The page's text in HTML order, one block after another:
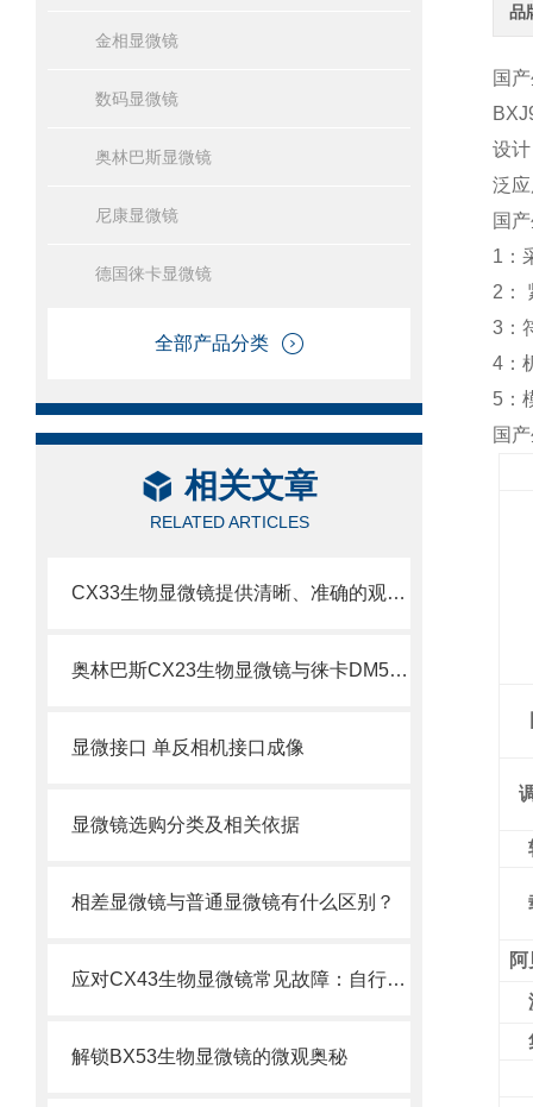
金相显微镜
数码显微镜
奥林巴斯显微镜
尼康显微镜
德国徕卡显微镜
全部产品分类
相关文章
RELATED ARTICLES
CX33生物显微镜提供清晰、准确的观察和分析样本的能力
奥林巴斯CX23生物显微镜与徕卡DM500生物显微镜比较
显微接口 单反相机接口成像
显微镜选购分类及相关依据
相差显微镜与普通显微镜有什么区别？
应对CX43生物显微镜常见故障：自行排查与解决妙招
解锁BX53生物显微镜的微观奥秘
品
国
设
泛
国
1 ：
2 ：
3 ：
4 ：
5 ：
国